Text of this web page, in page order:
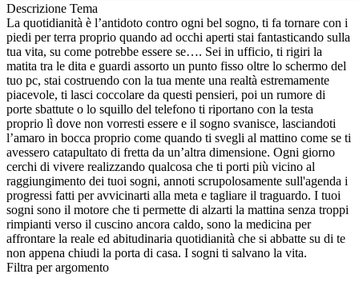
Descrizione Tema
La quotidianità è l’antidoto contro ogni bel sogno, ti fa tornare con i
piedi per terra proprio quando ad occhi aperti stai fantasticando sulla
tua vita, su come potrebbe essere se…. Sei in ufficio, ti rigiri la
matita tra le dita e guardi assorto un punto fisso oltre lo schermo del
tuo pc, stai costruendo con la tua mente una realtà estremamente
piacevole, ti lasci coccolare da questi pensieri, poi un rumore di
porte sbattute o lo squillo del telefono ti riportano con la testa
proprio lì dove non vorresti essere e il sogno svanisce, lasciandoti
l’amaro in bocca proprio come quando ti svegli al mattino come se ti
avessero catapultato di fretta da un’altra dimensione. Ogni giorno
cerchi di vivere realizzando qualcosa che ti porti più vicino al
raggiungimento dei tuoi sogni, annoti scrupolosamente sull'agenda i
progressi fatti per avvicinarti alla meta e tagliare il traguardo. I tuoi
sogni sono il motore che ti permette di alzarti la mattina senza troppi
rimpianti verso il cuscino ancora caldo, sono la medicina per
affrontare la reale ed abitudinaria quotidianità che si abbatte su di te
non appena chiudi la porta di casa. I sogni ti salvano la vita.
Filtra per argomento